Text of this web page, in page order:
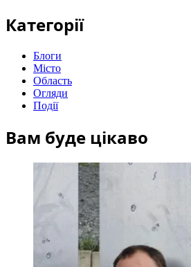
Категорії
Блоги
Місто
Область
Огляди
Події
Вам буде цікаво